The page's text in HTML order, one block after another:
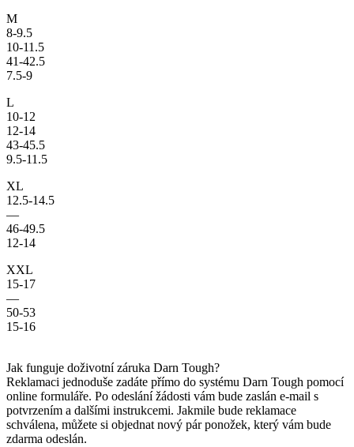
M
8-9.5
10-11.5
41-42.5
7.5-9
L
10-12
12-14
43-45.5
9.5-11.5
XL
12.5-14.5
—
46-49.5
12-14
XXL
15-17
—
50-53
15-16
Jak funguje doživotní záruka Darn Tough?
Reklamaci jednoduše zadáte přímo do systému Darn Tough pomocí
online formuláře. Po odeslání žádosti vám bude zaslán e-mail s
potvrzením a dalšími instrukcemi. Jakmile bude reklamace
schválena, můžete si objednat nový pár ponožek, který vám bude
zdarma odeslán.